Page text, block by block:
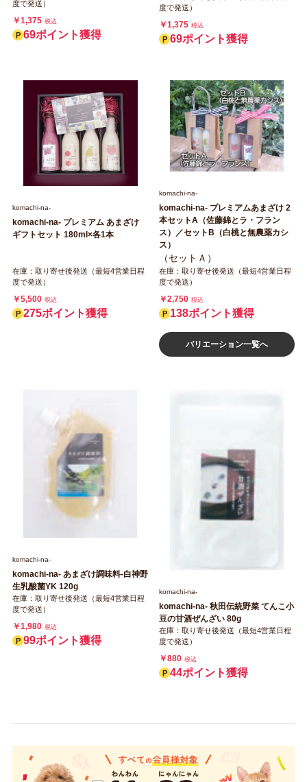
度で発送）
￥1,375 税込
69ポイント獲得
度で発送）
￥1,375 税込
69ポイント獲得
komachi‐na‐
komachi‐na- プレミアム あまざけ
ギフトセット 180ml×各1本
在庫：取り寄せ後発送（最短4営業日程
度で発送）
￥5,500 税込
275ポイント獲得
komachi‐na‐
komachi‐na‐ プレミアムあまざけ 2
本セットA（佐藤錦とラ・フラン
ス）／セットB（白桃と無農薬カシ
ス）
（セットＡ）
在庫：取り寄せ後発送（最短4営業日程
度で発送）
￥2,750 税込
138ポイント獲得
バリエーション一覧へ
komachi‐na‐
komachi‐na‐ あまざけ調味料‐白神野
生乳酸菌YK 120g
在庫：取り寄せ後発送（最短4営業日程
度で発送）
￥1,980 税込
99ポイント獲得
komachi‐na‐
komachi-na- 秋田伝統野菜 てんこ小
豆の甘酒ぜんざい 80g
在庫：取り寄せ後発送（最短4営業日程
度で発送）
￥880 税込
44ポイント獲得